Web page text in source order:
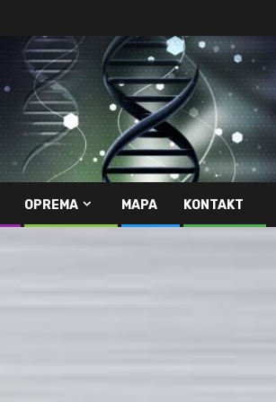
OPREMA MAPA KONTAKT